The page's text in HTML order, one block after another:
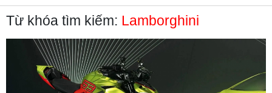
Chính trị
Tổ chức nhân sự
Tin 24h
Giáo dục
Từ khóa tìm kiếm: Lamborghini